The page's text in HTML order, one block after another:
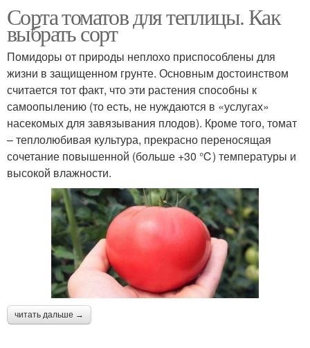
Сорта томатов для теплицы. Как
выбрать сорт
Помидоры от природы неплохо приспособлены для
жизни в защищенном грунте. Основным достоинством
считается тот факт, что эти растения способны к
самоопылению (то есть, не нуждаются в «услугах»
насекомых для завязывания плодов). Кроме того, томат
– теплолюбивая культура, прекрасно переносящая
сочетание повышенной (больше +30 ℃) температуры и
высокой влажности.
читать дальше →